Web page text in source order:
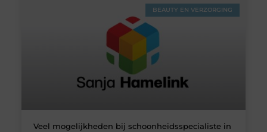
BEAUTY EN VERZORGING
Veel mogelijkheden bij schoonheidsspecialiste in